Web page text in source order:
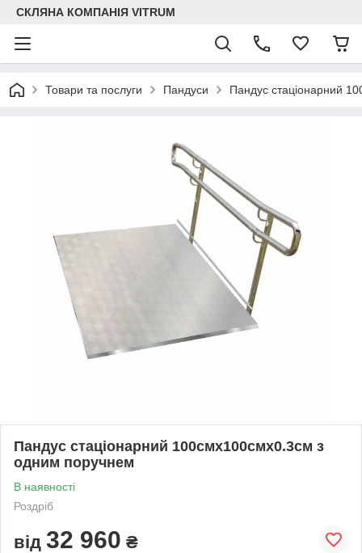
СКЛЯНА КОМПАНІЯ VITRUM
Товари та послуги Пандуси Пандус стаціонарний
Пандус стаціонарний 100смх100смх0.3см з
одним поручнем
В наявності
Роздріб
від 32 960 ₴